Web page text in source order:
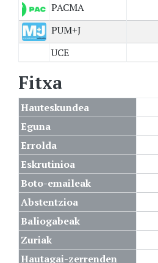
PACMA
PUM+J
UCE
Fitxa
Hauteskundea
Eguna
Errolda
Eskrutinioa
Boto-emaileak
Abstentzioa
Baliogabeak
Zuriak
Hautagai-zerrenden